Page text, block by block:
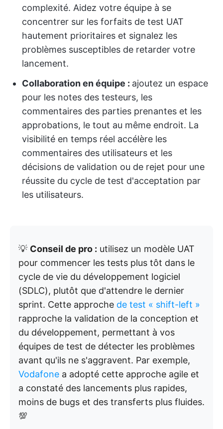
complexité. Aidez votre équipe à se
concentrer sur les forfaits de test UAT
hautement prioritaires et signalez les
problèmes susceptibles de retarder votre
lancement.
Collaboration en équipe : ajoutez un espace
pour les notes des testeurs, les
commentaires des parties prenantes et les
approbations, le tout au même endroit. La
visibilité en temps réel accélère les
commentaires des utilisateurs et les
décisions de validation ou de rejet pour une
réussite du cycle de test d'acceptation par
les utilisateurs.
💡 Conseil de pro : utilisez un modèle UAT
pour commencer les tests plus tôt dans le
cycle de vie du développement logiciel
(SDLC), plutôt que d'attendre le dernier
sprint. Cette approche de test « shift-left »
rapproche la validation de la conception et
du développement, permettant à vos
équipes de test de détecter les problèmes
avant qu'ils ne s'aggravent. Par exemple,
Vodafone a adopté cette approche agile et
a constaté des lancements plus rapides,
moins de bugs et des transferts plus fluides.
💯